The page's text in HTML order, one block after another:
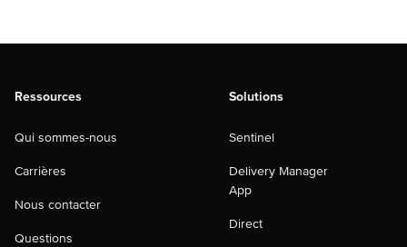
Ressources
Qui sommes-nous
Carrières
Nous contacter
Questions
Solutions
Sentinel
Delivery Manager
App
Direct